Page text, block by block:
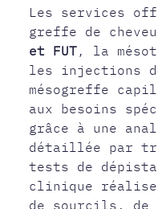
Les services
greffe de
et FUT , la
les injections
mésogreffe
aux besoins
grâce à une
détaillée par
tests de
clinique
de sourcils, de